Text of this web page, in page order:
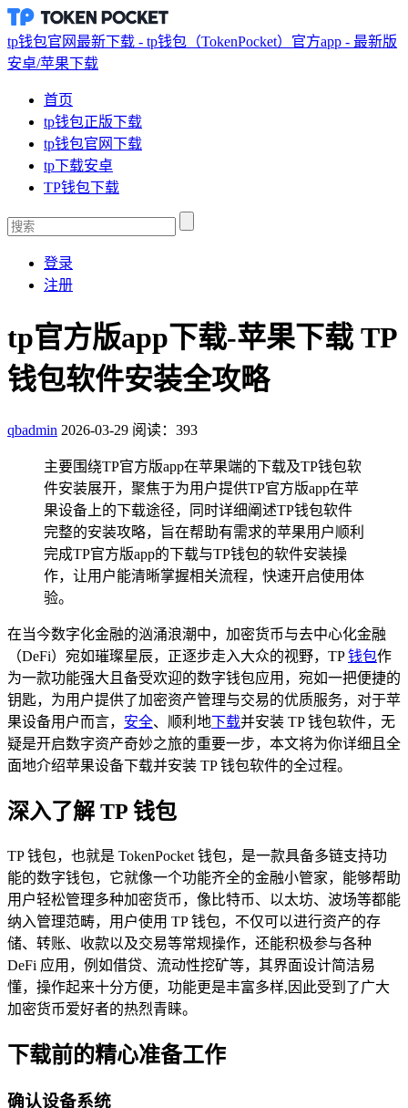
tp钱包官网最新下载 - tp钱包（TokenPocket）官方app - 最新版
安卓/苹果下载
首页
tp钱包正版下载
tp钱包官网下载
tp下载安卓
TP钱包下载
登录
注册
tp官方版app下载-苹果下载 TP
钱包软件安装全攻略
qbadmin 2026-03-29 阅读：393
主要围绕TP官方版app在苹果端的下载及TP钱包软
件安装展开，聚焦于为用户提供TP官方版app在苹
果设备上的下载途径，同时详细阐述TP钱包软件
完整的安装攻略，旨在帮助有需求的苹果用户顺利
完成TP官方版app的下载与TP钱包的软件安装操
作，让用户能清晰掌握相关流程，快速开启使用体
验。
在当今数字化金融的汹涌浪潮中，加密货币与去中心化金融
（DeFi）宛如璀璨星辰，正逐步走入大众的视野，TP钱包作
为一款功能强大且备受欢迎的数字钱包应用，宛如一把便捷的
钥匙，为用户提供了加密资产管理与交易的优质服务，对于苹
果设备用户而言， 安全、顺利地下载并安装 TP 钱包软件，无
疑是开启数字资产奇妙之旅的重要一步，本文将为你详细且全
面地介绍苹果设备下载并安装 TP 钱包软件的全过程。
深入了解 TP 钱包
TP 钱包，也就是 TokenPocket 钱包，是一款具备多链支持功
能的数字钱包，它就像一个功能齐全的金融小管家，能够帮助
用户轻松管理多种加密货币，像比特币、以太坊、波场等都能
纳入管理范畴，用户使用 TP 钱包，不仅可以进行资产的存
储、转账、收款以及交易等常规操作，还能积极参与各种
DeFi 应用，例如借贷、流动性挖矿等，其界面设计简洁易
懂，操作起来十分方便，功能更是丰富多样,因此受到了广大
加密货币爱好者的热烈青睐。
下载前的精心准备工作
确认设备系统